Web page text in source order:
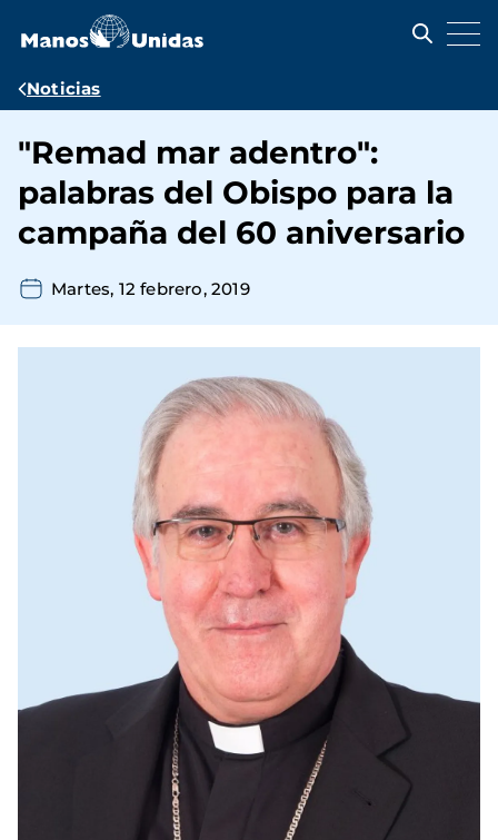
contenido
Ruta
navegación
Noticias
"Remad mar adentro":
palabras del Obispo para la
campaña del 60 aniversario
Martes, 12 febrero, 2019